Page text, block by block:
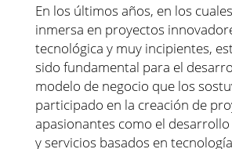
En los últimos años, en los
inmersa en proyectos
tecnológica y muy incipientes,
sido fundamental para el
modelo de negocio que los
participado en la creación de
apasionantes como el
y servicios basados en tecnología